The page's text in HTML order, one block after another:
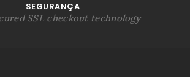
SEGURANÇA
SSL checkout technology